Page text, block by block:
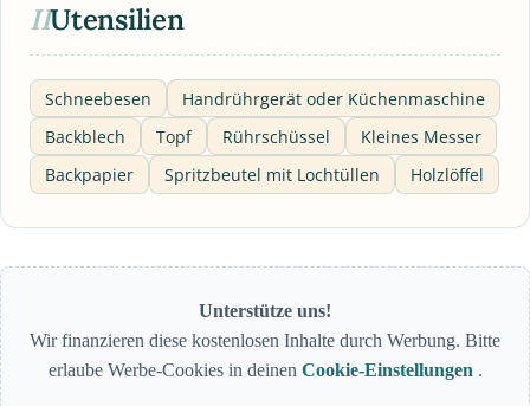
IIUtensilien
Schneebesen
Handrührgerät oder Küchenmaschine
Backblech
Topf Rührschüssel
Kleines Messer
Backpapier
Spritzbeutel mit Lochtüllen Holzlöffel
Unterstütze uns!
Wir finanzieren diese kostenlosen Inhalte durch Werbung. Bitte
erlaube Werbe-Cookies in deinen Cookie-Einstellungen .